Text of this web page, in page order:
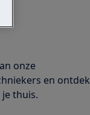
onze
en ontdek
thuis.